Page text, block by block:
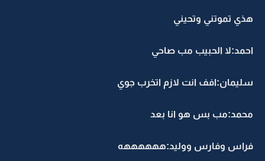
هذي تموتني وتحيني
احمد:لا الحبيب مب صاحي
سليمان:افف انت لازم اتخرب جوي
محمد:مب بس هو انا بعد
فراس وفارس ووليد:ههههههه